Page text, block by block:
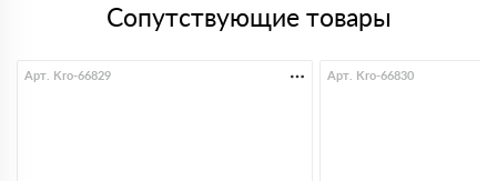
Сопутствующие товары
Арт. Kro-66829 Арт. Kro-66830